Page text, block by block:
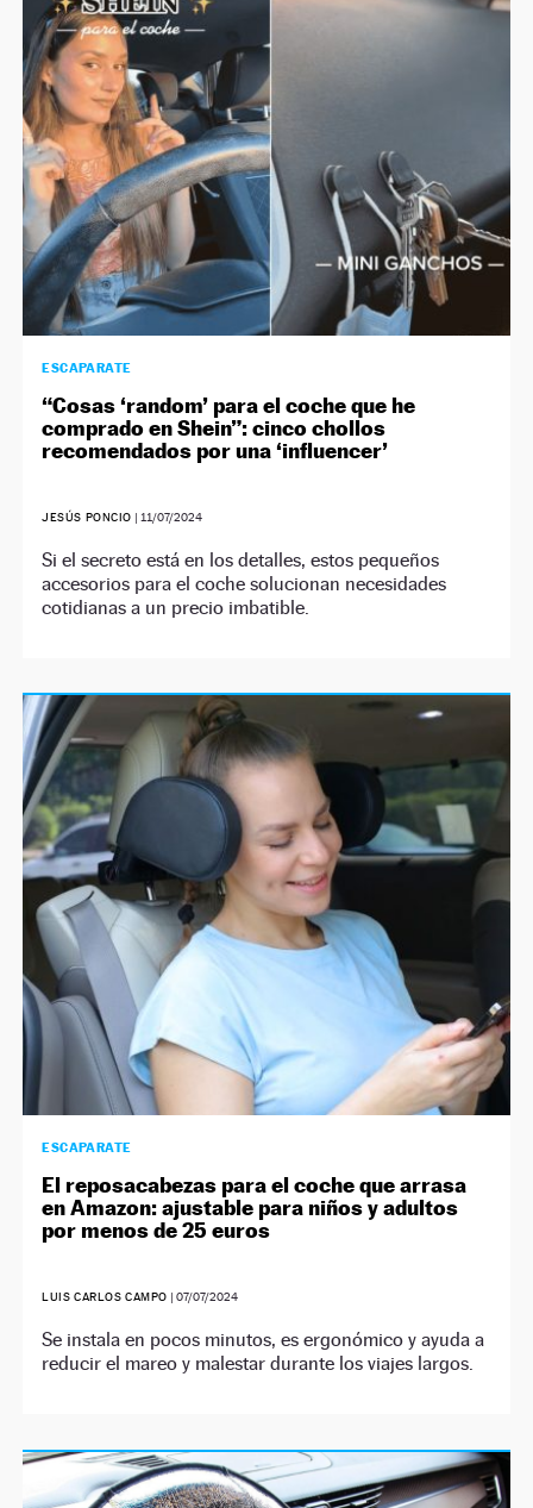
ESCAPARATE
“Cosas ‘random’ para el coche que he
comprado en Shein”: cinco chollos
recomendados por una ‘influencer’
JESÚS PONCIO | 11/07/2024
Si el secreto está en los detalles, estos pequeños
accesorios para el coche solucionan necesidades
cotidianas a un precio imbatible.
ESCAPARATE
El reposacabezas para el coche que arrasa
en Amazon: ajustable para niños y adultos
por menos de 25 euros
LUIS CARLOS CAMPO | 07/07/2024
Se instala en pocos minutos, es ergonómico y ayuda a
reducir el mareo y malestar durante los viajes largos.